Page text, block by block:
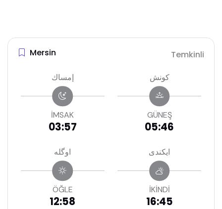
Mersin Temkinli
إمساك
İMSAK
03:57
كونش
GÜNEŞ
05:46
اوگله
ÖĞLE
12:58
ايكندى
İKİNDİ
16:45